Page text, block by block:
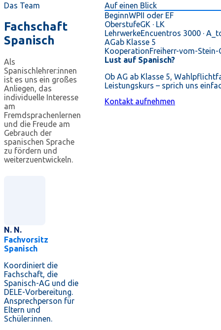
Das Team
Fachschaft
Spanisch
Als
Spanischlehrer:innen
ist es uns ein großes
Anliegen, das
individuelle Interesse
am
Fremdsprachenlernen
und die Freude am
Gebrauch der
spanischen Sprache
zu fördern und
weiterzuentwickeln.
N. N.
Fachvorsitz
Spanisch
Koordiniert die
Fachschaft, die
Spanisch-AG und die
DELE-Vorbereitung.
Ansprechperson für
Eltern und
Schüler:innen.
Auf einen Blick
BeginnWPII oder EF
OberstufeGK · LK
LehrwerkeEncuentros 3000 ·
AGab Klasse 5
KooperationFreiherr-vom-Stein-
Lust auf Spanisch?
Ob AG ab Klasse 5,
Leistungskurs – sprich uns
Kontakt aufnehmen